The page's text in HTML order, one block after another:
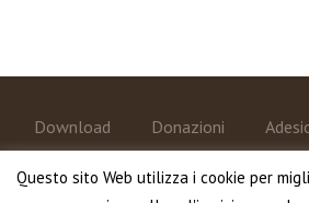
Download Donazioni
Diventa
Questo sito Web utilizza i cookie per